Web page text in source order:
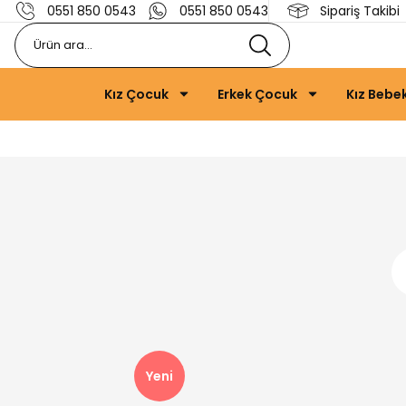
0551 850 0543 0551 850 0543 Sipariş Takibi
Kız Çocuk Erkek Çocuk Kız
Yeni